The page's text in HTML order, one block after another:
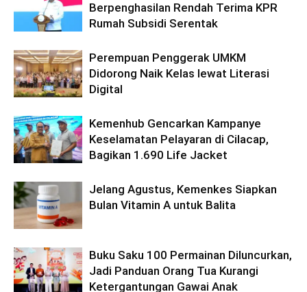
Berpenghasilan Rendah Terima KPR
Rumah Subsidi Serentak
Perempuan Penggerak UMKM
Didorong Naik Kelas lewat Literasi
Digital
Kemenhub Gencarkan Kampanye
Keselamatan Pelayaran di Cilacap,
Bagikan 1.690 Life Jacket
Jelang Agustus, Kemenkes Siapkan
Bulan Vitamin A untuk Balita
Buku Saku 100 Permainan Diluncurkan,
Jadi Panduan Orang Tua Kurangi
Ketergantungan Gawai Anak